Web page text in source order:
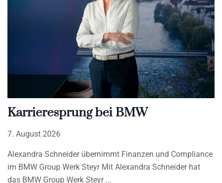
Karrieresprung bei BMW
7. August 2026
Alexandra Schneider übernimmt Finanzen und Compliance
im BMW Group Werk Steyr Mit Alexandra Schneider hat
das BMW Group Werk Steyr